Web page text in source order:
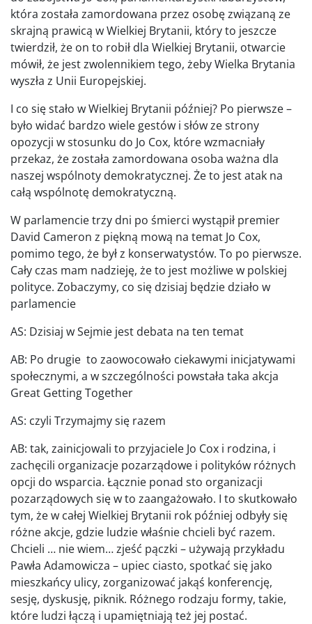
która została zamordowana przez osobę związaną ze
skrajną prawicą w Wielkiej Brytanii, który to jeszcze
twierdził, że on to robił dla Wielkiej Brytanii, otwarcie
mówił, że jest zwolennikiem tego, żeby Wielka Brytania
wyszła z Unii Europejskiej.
I co się stało w Wielkiej Brytanii później? Po pierwsze –
było widać bardzo wiele gestów i słów ze strony
opozycji w stosunku do Jo Cox, które wzmacniały
przekaz, że została zamordowana osoba ważna dla
naszej wspólnoty demokratycznej. Że to jest atak na
całą wspólnotę demokratyczną.
W parlamencie trzy dni po śmierci wystąpił premier
David Cameron z piękną mową na temat Jo Cox,
pomimo tego, że był z konserwatystów. To po pierwsze.
Cały czas mam nadzieję, że to jest możliwe w polskiej
polityce. Zobaczymy, co się dzisiaj będzie działo w
parlamencie
AS: Dzisiaj w Sejmie jest debata na ten temat
AB: Po drugie to zaowocowało ciekawymi inicjatywami
społecznymi, a w szczególności powstała taka akcja
Great Getting Together
AS: czyli Trzymajmy się razem
AB: tak, zainicjowali to przyjaciele Jo Cox i rodzina, i
zachęcili organizacje pozarządowe i polityków różnych
opcji do wsparcia. Łącznie ponad sto organizacji
pozarządowych się w to zaangażowało. I to skutkowało
tym, że w całej Wielkiej Brytanii rok później odbyły się
różne akcje, gdzie ludzie właśnie chcieli być razem.
Chcieli … nie wiem… zjeść pączki – używają przykładu
Pawła Adamowicza – upiec ciasto, spotkać się jako
mieszkańcy ulicy, zorganizować jakąś konferencję,
sesję, dyskusję, piknik. Różnego rodzaju formy, takie,
które ludzi łączą i upamiętniają też jej postać.